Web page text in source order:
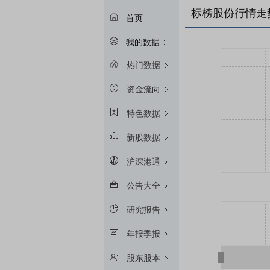
首页
我的数据
热门数据
资金流向
特色数据
新股数据
沪深港通
公告大全
研究报告
年报季报
股东股本
标榜股份行情走